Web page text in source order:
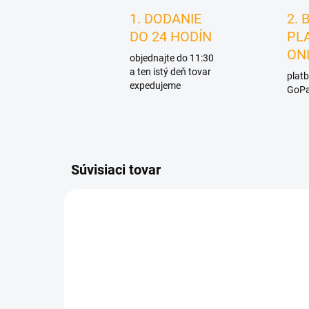
1. DODANIE
DO 24 HODÍN
objednajte do 11:30
a ten istý deň tovar
expedujeme
2.
Súvisiaci tovar